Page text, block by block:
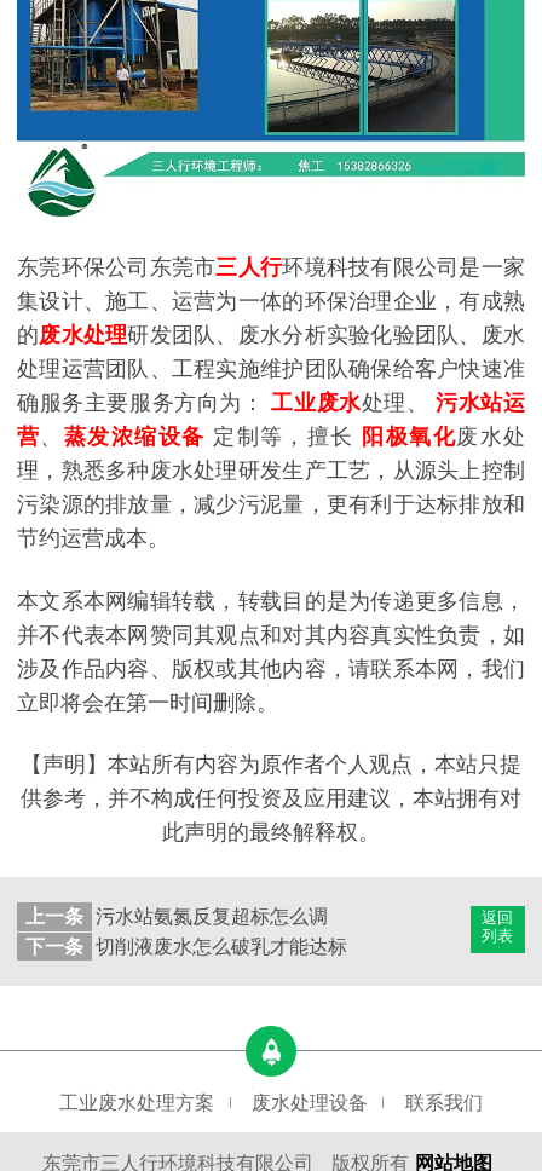
东莞环保公司东莞市三人行环境科技有限公司是一家
集设计、施工、运营为一体的环保治理企业，有成熟
的废水处理研发团队、废水分析实验化验团队、废水
处理运营团队、工程实施维护团队确保给客户快速准
确服务主要服务方向为：工业废水处理、污水站运
营、 蒸发浓缩设备 定制等，擅长 阳极氧化废水处
理，熟悉多种废水处理研发生产工艺，从源头上控制
污染源的排放量，减少污泥量，更有利于达标排放和
节约运营成本。
本文系本网编辑转载，转载目的是为传递更多信息，
并不代表本网赞同其观点和对其内容真实性负责，如
涉及作品内容、版权或其他内容，请联系本网，我们
立即将会在第一时间删除。
【声明】本站所有内容为原作者个人观点，本站只提
供参考，并不构成任何投资及应用建议，本站拥有对
此声明的最终解释权。
返回
列表
上一条 污水站氨氮反复超标怎么调
下一条 切削液废水怎么破乳才能达标
工业废水处理方案 废水处理设备 联系我们
东莞市三人行环境科技有限公司 版权所有 网站地图